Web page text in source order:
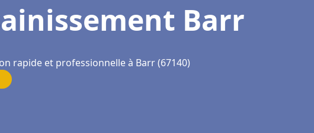
Barr
rapide et professionnelle à Barr (67140)